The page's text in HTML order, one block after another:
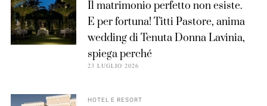
Il matrimonio perfetto non esiste.
E per fortuna! Titti Pastore, anima
wedding di Tenuta Donna Lavinia,
spiega perché
23 LUGLIO 2026
HOTEL E RESORT